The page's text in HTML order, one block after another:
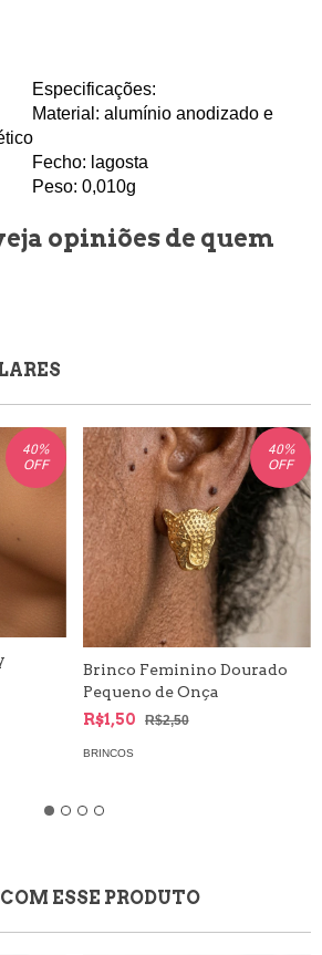
alumínio anodizado e
lagosta
0,010g
opiniões de quem
40%
OFF
40%
OFF
Brinco Feminino Dourado
Pequeno de Onça
R$1,50
R$2,50
BRINCOS
ESSE PRODUTO